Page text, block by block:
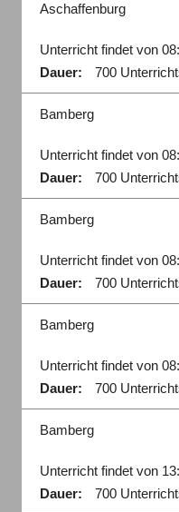
Aschaffenburg
Unterricht findet von
Dauer:
700
Bamberg
Unterricht findet von
Dauer:
700
Bamberg
Unterricht findet von
Dauer:
700
Bamberg
Unterricht findet von
Dauer:
700
Bamberg
Unterricht findet von
Dauer:
700